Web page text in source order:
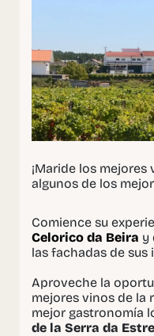
¡Maride los
algunos de los
Comience su
Celorico da Beira y
las fachadas de sus
Aproveche la
mejores vinos de la
mejor gastronomía
de la Serra da